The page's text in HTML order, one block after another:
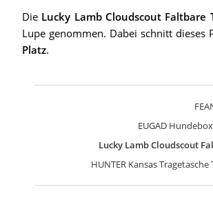
Die Lucky Lamb Cloudscout Faltbare
Lupe genommen. Dabei schnitt dieses
Platz.
EUGAD
Lucky Lamb Cloudscout
HUNTER Kansas